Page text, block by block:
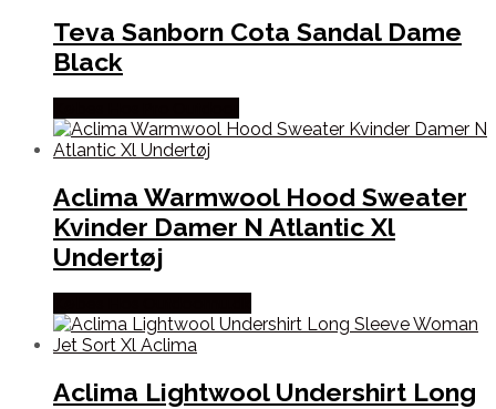
Teva Sanborn Cota Sandal Dame
Black
Aclima Warmwool Hood Sweater
Kvinder Damer N Atlantic Xl
Undertøj
Aclima Lightwool Undershirt Long